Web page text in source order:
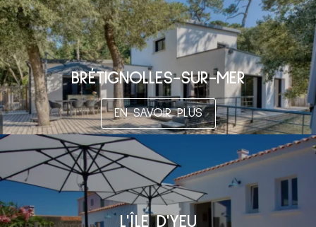
BRÉTIGNOLLES-SUR-MER
EN SAVOIR PLUS
L'ÎLE D'YEU